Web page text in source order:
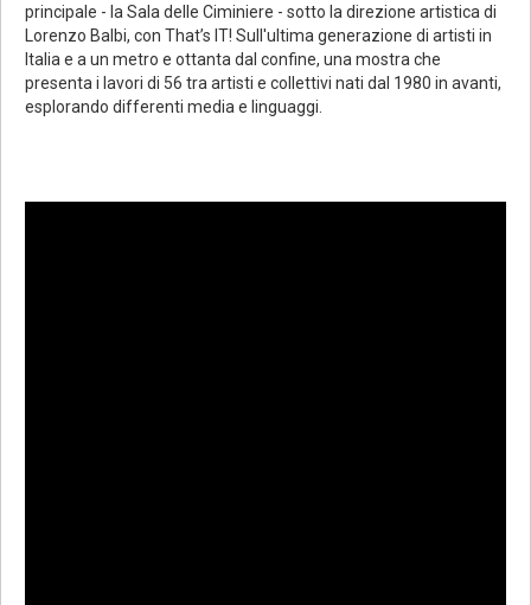
principale - la Sala delle Ciminiere - sotto la direzione artistica di
Lorenzo Balbi, con That’s IT! Sull'ultima generazione di artisti in
Italia e a un metro e ottanta dal confine, una mostra che
presenta i lavori di 56 tra artisti e collettivi nati dal 1980 in avanti,
esplorando differenti media e linguaggi.